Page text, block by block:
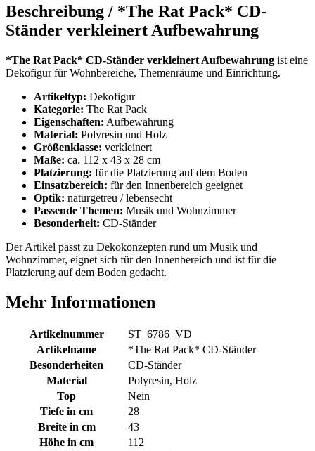
Beschreibung / *The Rat Pack* CD-
Ständer verkleinert Aufbewahrung
*The Rat Pack* CD-Ständer verkleinert Aufbewahrung ist eine
Dekofigur für Wohnbereiche, Themenräume und Einrichtung.
Artikeltyp: Dekofigur
Kategorie: The Rat Pack
Eigenschaften: Aufbewahrung
Material: Polyresin und Holz
Größenklasse: verkleinert
Maße: ca. 112 x 43 x 28 cm
Platzierung: für die Platzierung auf dem Boden
Einsatzbereich: für den Innenbereich geeignet
Optik: naturgetreu / lebensecht
Passende Themen: Musik und Wohnzimmer
Besonderheit: CD-Ständer
Der Artikel passt zu Dekokonzepten rund um Musik und
Wohnzimmer, eignet sich für den Innenbereich und ist für die
Platzierung auf dem Boden gedacht.
Mehr Informationen
Artikelnummer
ST_6786_VD
Artikelname
*The Rat Pack* CD-Ständer
Besonderheiten
CD-Ständer
Material
Polyresin, Holz
Top
Nein
Tiefe in cm
28
Breite in cm
43
Höhe in cm
112